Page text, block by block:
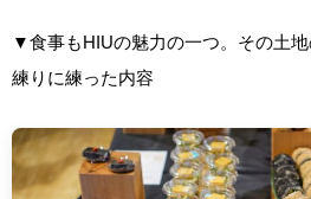
▼食事もHIUの魅力の一つ。その土
練りに練った内容